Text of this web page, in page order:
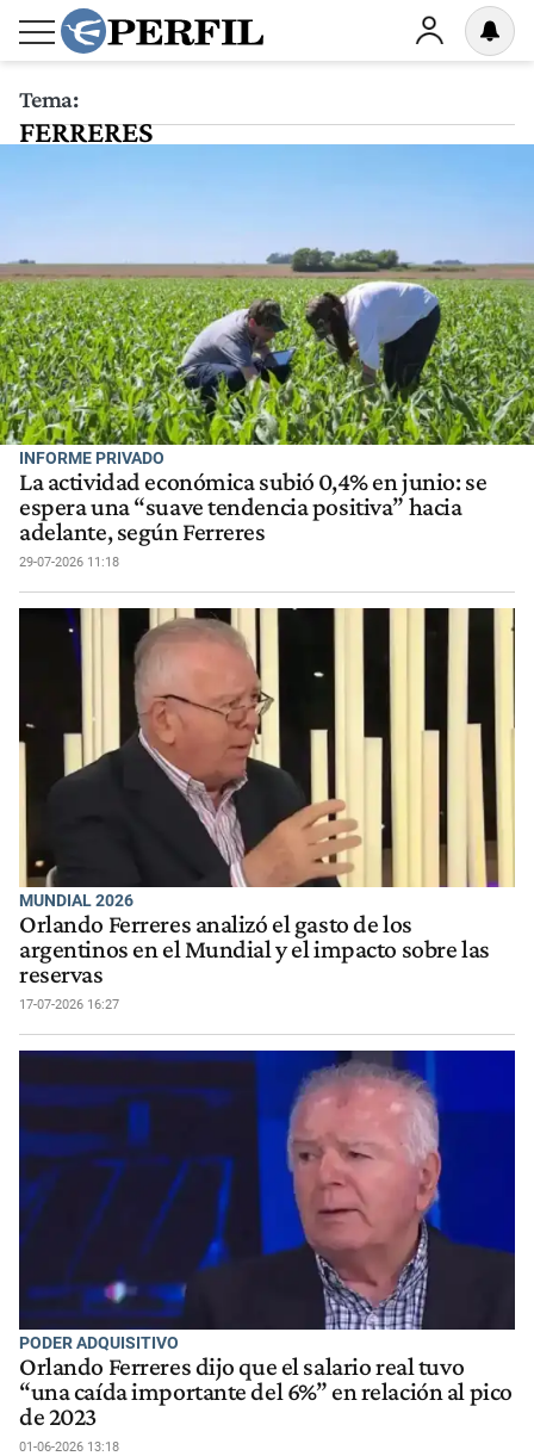
Tema:
FERRERES
INFORME PRIVADO
La actividad económica subió 0,4% en junio: se
espera una “suave tendencia positiva” hacia
adelante, según Ferreres
29-07-2026 11:18
MUNDIAL 2026
Orlando Ferreres analizó el gasto de los
argentinos en el Mundial y el impacto sobre las
reservas
17-07-2026 16:27
PODER ADQUISITIVO
Orlando Ferreres dijo que el salario real tuvo
“una caída importante del 6%” en relación al pico
de 2023
01-06-2026 13:18